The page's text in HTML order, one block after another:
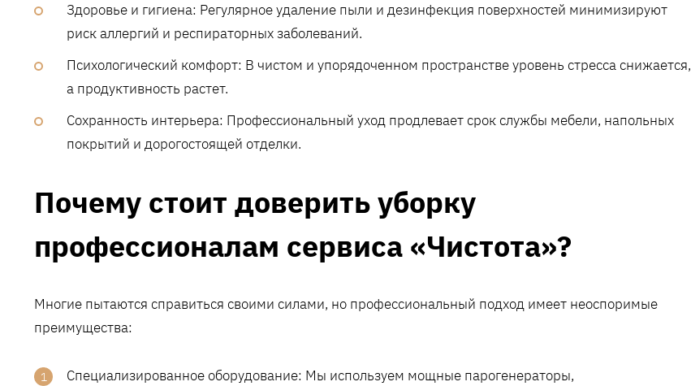
Здоровье и гигиена: Регулярное удаление пыли и дезинфекция поверхностей минимизируют
риск аллергий и респираторных заболеваний.
Психологический комфорт: В чистом и упорядоченном пространстве уровень стресса снижается,
а продуктивность растет.
Сохранность интерьера: Профессиональный уход продлевает срок службы мебели, напольных
покрытий и дорогостоящей отделки.
Почему стоит доверить уборку
профессионалам сервиса «Чистота»?
Многие пытаются справиться своими силами, но профессиональный подход имеет неоспоримые
преимущества:
Специализированное оборудование: Мы используем мощные парогенераторы,